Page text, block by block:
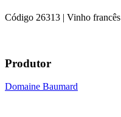
Código 26313 | Vinho francês
Produtor
Domaine Baumard